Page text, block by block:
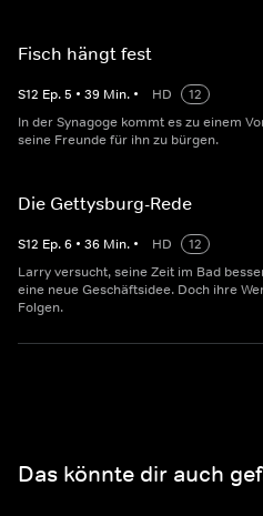
Fisch hängt fest
S12 Ep.5 • 39 Min. • HD
12
In der Synagoge kommt es zu einem
seine Freunde für ihn zu bürgen.
Die Gettysburg-Rede
S12 Ep.6 • 36 Min. • HD
12
Larry versucht, seine Zeit im Bad
eine neue Geschäftsidee. Doch ihre
Folgen.
Das könnte dir auch